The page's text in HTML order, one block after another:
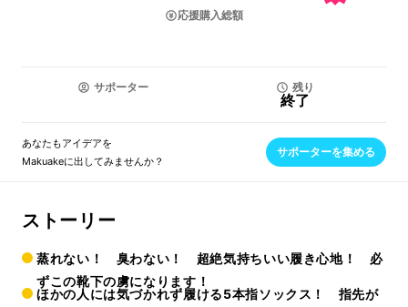
応援購入総額
サポーター 残り
終了
あなたもアイデアを
Makuakeに出してみませんか？
サポーターを集める
ストーリー
蒸れない！ 臭わない！ 超絶気持ちいい履き心地！ 必
ずこの靴下の虜になります！
ほかの人には気づかれず履ける5本指ソックス！ 指先が